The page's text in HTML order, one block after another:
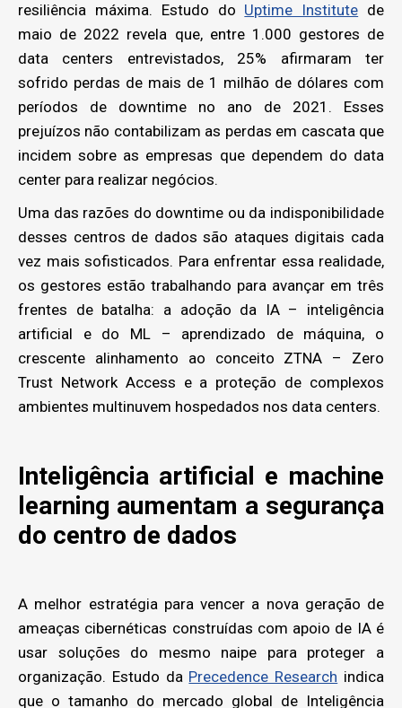
resiliência máxima. Estudo do Uptime Institute de
maio de 2022 revela que, entre 1.000 gestores de
data centers entrevistados, 25% afirmaram ter
sofrido perdas de mais de 1 milhão de dólares com
períodos de downtime no ano de 2021. Esses
prejuízos não contabilizam as perdas em cascata que
incidem sobre as empresas que dependem do data
center para realizar negócios.
Uma das razões do downtime ou da indisponibilidade
desses centros de dados são ataques digitais cada
vez mais sofisticados. Para enfrentar essa realidade,
os gestores estão trabalhando para avançar em três
frentes de batalha: a adoção da IA – inteligência
artificial e do ML – aprendizado de máquina, o
crescente alinhamento ao conceito ZTNA – Zero
Trust Network Access e a proteção de complexos
ambientes multinuvem hospedados nos data centers.
Inteligência artificial e machine
learning aumentam a segurança
do centro de dados
A melhor estratégia para vencer a nova geração de
ameaças cibernéticas construídas com apoio de IA é
usar soluções do mesmo naipe para proteger a
organização. Estudo da Precedence Research indica
que o tamanho do mercado global de Inteligência